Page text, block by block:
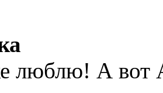
люблю! А вот